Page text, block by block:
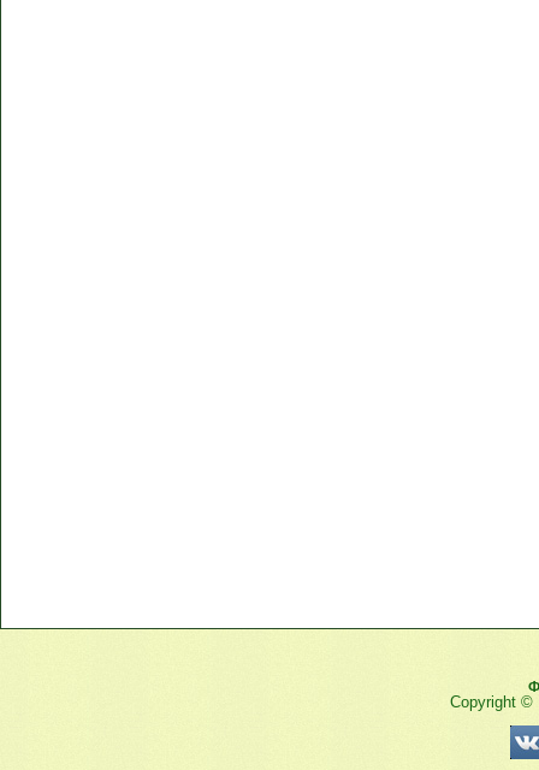
Copyright ©